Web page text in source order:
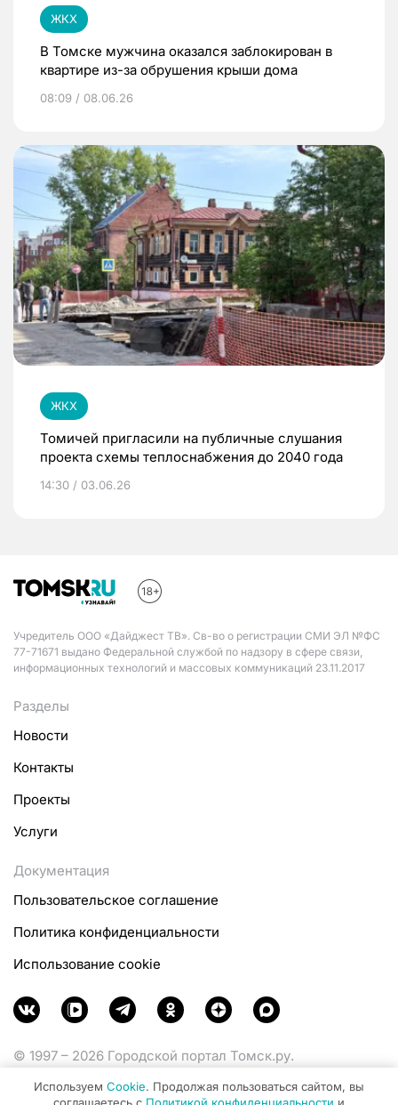
ЖКХ
В Томске мужчина оказался заблокирован в
квартире из-за обрушения крыши дома
08:09 / 08.06.26
ЖКХ
Томичей пригласили на публичные слушания
проекта схемы теплоснабжения до 2040 года
14:30 / 03.06.26
Учредитель ООО «Дайджест ТВ». Св-во о регистрации СМИ ЭЛ №ФС
77-71671 выдано Федеральной службой по надзору в сфере связи,
информационных технологий и массовых коммуникаций 23.11.2017
Разделы
Новости
Контакты
Проекты
Услуги
Документация
Пользовательское соглашение
Политика конфиденциальности
Использование cookie
© 1997 – 2026 Городской портал Томск.ру.
Министерства цифрового развития, связи и массовых
Используем Cookie. Продолжая пользоваться сайтом, вы
соглашаетесь с Политикой конфиденциальности и